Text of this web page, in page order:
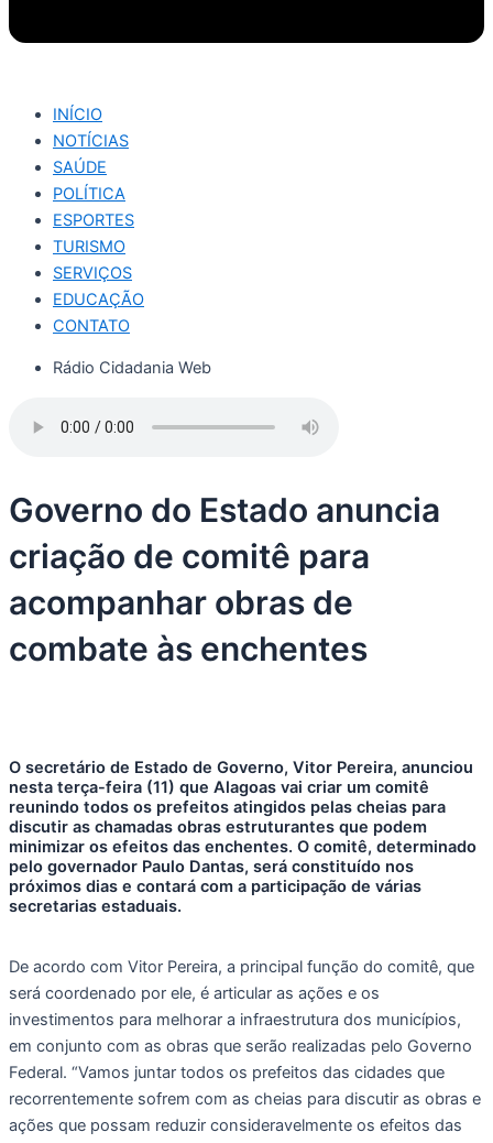
INÍCIO
NOTÍCIAS
SAÚDE
POLÍTICA
ESPORTES
TURISMO
SERVIÇOS
EDUCAÇÃO
CONTATO
Rádio Cidadania Web
Governo do Estado anuncia
criação de comitê para
acompanhar obras de
combate às enchentes
O secretário de Estado de Governo, Vitor Pereira, anunciou
nesta terça-feira (11) que Alagoas vai criar um comitê
reunindo todos os prefeitos atingidos pelas cheias para
discutir as chamadas obras estruturantes que podem
minimizar os efeitos das enchentes. O comitê, determinado
pelo governador Paulo Dantas, será constituído nos
próximos dias e contará com a participação de várias
secretarias estaduais.
De acordo com Vitor Pereira, a principal função do comitê, que
será coordenado por ele, é articular as ações e os
investimentos para melhorar a infraestrutura dos municípios,
em conjunto com as obras que serão realizadas pelo Governo
Federal. “Vamos juntar todos os prefeitos das cidades que
recorrentemente sofrem com as cheias para discutir as obras e
ações que possam reduzir consideravelmente os efeitos das